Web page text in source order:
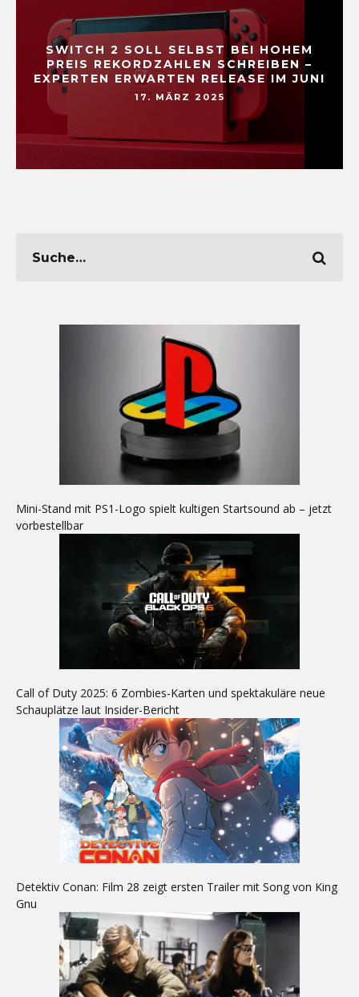
SWITCH 2 SOLL SELBST BEI HOHEM
PREIS REKORDZAHLEN SCHREIBEN –
EXPERTEN ERWARTEN RELEASE IM JUNI
17. MÄRZ 2025
Mini-Stand mit PS1-Logo spielt kultigen Startsound ab – jetzt
vorbestellbar
Call of Duty 2025: 6 Zombies-Karten und spektakuläre neue
Schauplätze laut Insider-Bericht
Detektiv Conan: Film 28 zeigt ersten Trailer mit Song von King
Gnu